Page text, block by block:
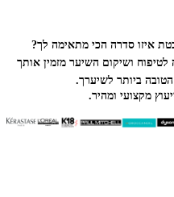
איזו סדרה הכימתאימה לך?
ושיקום השיער מזמין אותך
ביותר לשיערך.
מקצועי ומהיר.